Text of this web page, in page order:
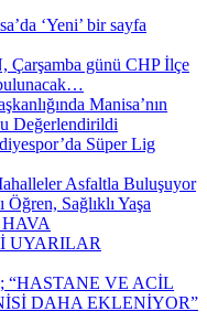
‘Yeni’ bir sayfa
Çarşamba günü CHP İlçe
Manisa’nın
Değerlendirildi
Süper Lig
Asfaltla Buluşuyor
Öğren, Sağlıklı Yaşa
UYARILAR
“HASTANE VE ACİL
DAHA EKLENİYOR”